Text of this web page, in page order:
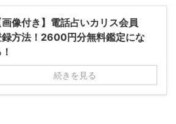
画像付き】電話占いカリス会員
録方法！2600円分無料鑑定にな
続きを見る